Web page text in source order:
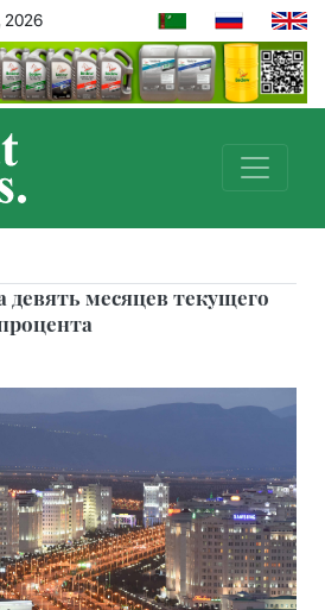
2026
девять месяцев текущего